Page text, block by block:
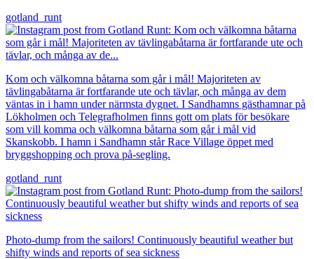
gotland_runt
Kom och välkomna båtarna som går i mål! Majoriteten av
tävlingabåtarna är fortfarande ute och tävlar, och många av dem
väntas in i hamn under närmsta dygnet. I Sandhamns gästhamnar på
Lökholmen och Telegrafholmen finns gott om plats för besökare
som vill komma och välkomna båtarna som går i mål vid
Skanskobb. I hamn i Sandhamn står Race Village öppet med
bryggshopping och prova på-segling.
gotland_runt
Photo-dump from the sailors! Continuously beautiful weather but
shifty winds and reports of sea sickness